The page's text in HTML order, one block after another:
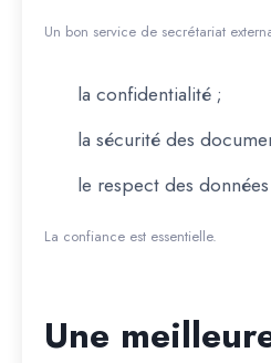
Un bon service de secrétariat
la confidentialité ;
la sécurité des
le respect des
La confiance est essentielle.
Une